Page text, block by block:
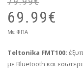
69.99€
Με ΦΠΑ
Τeltonika FMT100:
με Bluetooth και